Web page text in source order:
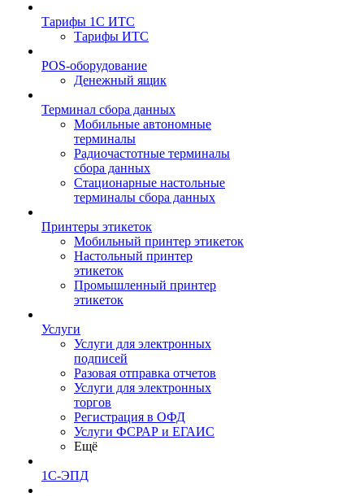
Тарифы 1С ИТС
Тарифы ИТС
POS-оборудование
Денежный ящик
Терминал сбора данных
Мобильные автономные
терминалы
Радиочастотные терминалы
сбора данных
Стационарные настольные
терминалы сбора данных
Принтеры этикеток
Мобильный принтер этикеток
Настольный принтер
этикеток
Промышленный принтер
этикеток
Услуги
Услуги для электронных
подписей
Разовая отправка отчетов
Услуги для электронных
торгов
Регистрация в ОФД
Услуги ФСРАР и ЕГАИС
Ещё
1С-ЭПД